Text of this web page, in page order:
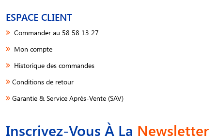
ESPACE CLIENT
Commander au 58 58 13 27
Mon compte
Historique des commandes
Conditions de retour
Garantie & Service Après-Vente (SAV)
Inscrivez-Vous À La Newsletter